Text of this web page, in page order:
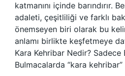
katmanını içinde barındırır.
adaleti, çeşitliliği ve farklı
önemseyen biri olarak bu
anlamı birlikte keşfetmeye
Kara Kehribar Nedir? Sadece
Bulmacalarda “kara